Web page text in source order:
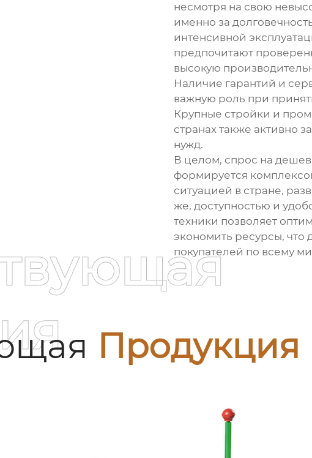
несмотря на свою
именно за
интенсивной
предпочитают
высокую
Наличие гарантий и
важную роль при
Крупные стройки и
странах также активно
нужд.
В целом, спрос на
формируется
ситуацией в стране,
же, доступностью и
техники позволяет
экономить ресурсы, что
покупателей по всему
Продукция